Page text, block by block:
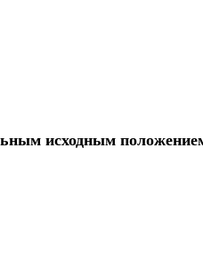
исходным